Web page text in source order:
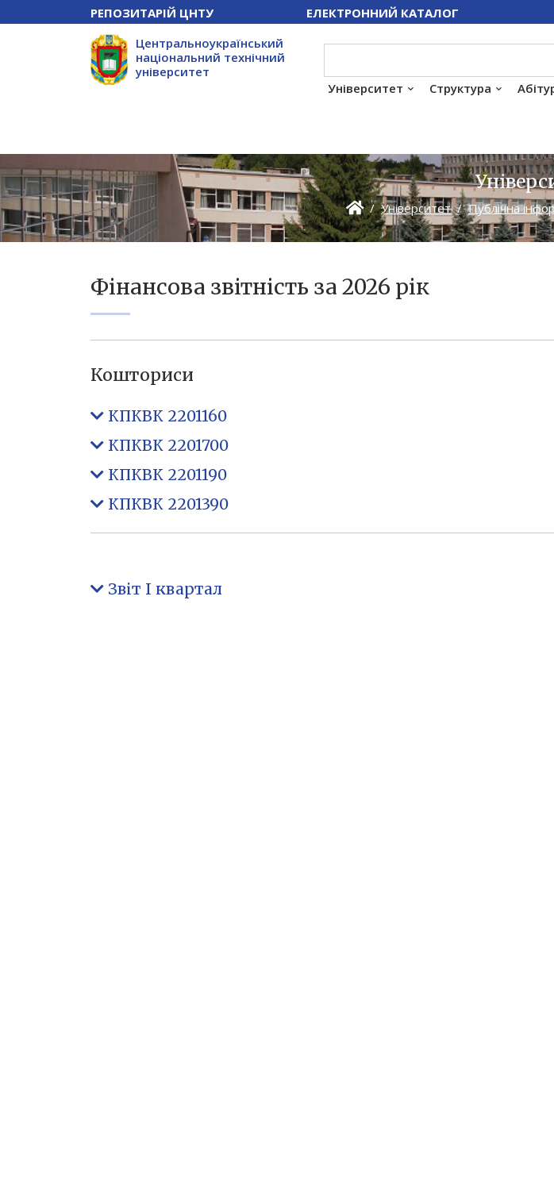
РЕПОЗИТАРІЙ ЦНТУ ЕЛЕКТРОННИЙ КАТАЛОГ
Центральноукраїнський
національний технічний
університет
Університет
Структура
Університет Публічна
Фінансова звітність за 2026 рік
Кошториси
КПКВК 2201160
КПКВК 2201700
КПКВК 2201190
КПКВК 2201390
Звіт І квартал